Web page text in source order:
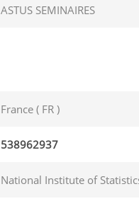
ASTUS SEMINAIRES
France ( FR )
538962937
National Institute of